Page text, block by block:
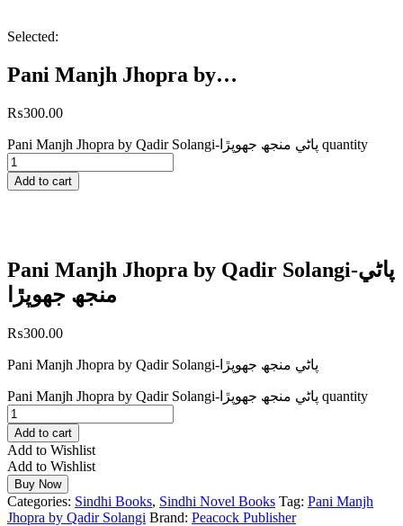
Selected:
Pani Manjh Jhopra by…
₨300.00
Pani Manjh Jhopra by Qadir Solangi-پاڻي منجھ جھوپڙا quantity
Add to cart
Pani Manjh Jhopra by Qadir Solangi-پاڻي
منجھ جھوپڙا
₨300.00
Pani Manjh Jhopra by Qadir Solangi-پاڻي منجھ جھوپڙا
Pani Manjh Jhopra by Qadir Solangi-پاڻي منجھ جھوپڙا quantity
Add to cart
Add to Wishlist
Add to Wishlist
Buy Now
Categories: Sindhi Books, Sindhi Novel Books Tag: Pani Manjh
Jhopra by Qadir Solangi Brand: Peacock Publisher